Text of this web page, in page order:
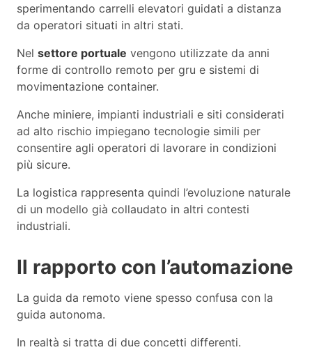
sperimentando carrelli elevatori guidati a distanza
da operatori situati in altri stati.
Nel settore portuale vengono utilizzate da anni
forme di controllo remoto per gru e sistemi di
movimentazione container.
Anche miniere, impianti industriali e siti considerati
ad alto rischio impiegano tecnologie simili per
consentire agli operatori di lavorare in condizioni
più sicure.
La logistica rappresenta quindi l’evoluzione naturale
di un modello già collaudato in altri contesti
industriali.
Il rapporto con l’automazione
La guida da remoto viene spesso confusa con la
guida autonoma.
In realtà si tratta di due concetti differenti.